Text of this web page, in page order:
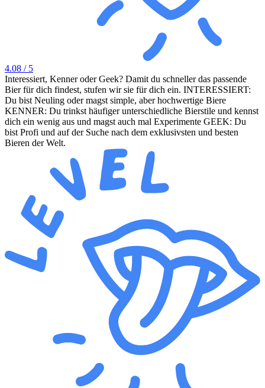
4.08 / 5
Interessiert, Kenner oder Geek? Damit du schneller das passende
Bier für dich findest, stufen wir sie für dich ein. INTERESSIERT:
Du bist Neuling oder magst simple, aber hochwertige Biere
KENNER: Du trinkst häufiger unterschiedliche Bierstile und kennst
dich ein wenig aus und magst auch mal Experimente GEEK: Du
bist Profi und auf der Suche nach dem exklusivsten und besten
Bieren der Welt.